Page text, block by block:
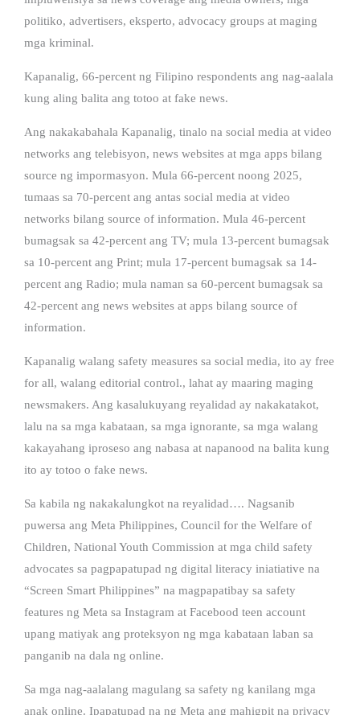
politiko, advertisers, eksperto, advocacy groups at maging
mga kriminal.
Kapanalig, 66-percent ng Filipino respondents ang nag-aalala
kung aling balita ang totoo at fake news.
Ang nakakabahala Kapanalig, tinalo na social media at video
networks ang telebisyon, news websites at mga apps bilang
source ng impormasyon. Mula 66-percent noong 2025,
tumaas sa 70-percent ang antas social media at video
networks bilang source of information. Mula 46-percent
bumagsak sa 42-percent ang TV; mula 13-percent bumagsak
sa 10-percent ang Print; mula 17-percent bumagsak sa 14-
percent ang Radio; mula naman sa 60-percent bumagsak sa
42-percent ang news websites at apps bilang source of
information.
Kapanalig walang safety measures sa social media, ito ay free
for all, walang editorial control., lahat ay maaring maging
newsmakers. Ang kasalukuyang reyalidad ay nakakatakot,
lalu na sa mga kabataan, sa mga ignorante, sa mga walang
kakayahang iproseso ang nabasa at napanood na balita kung
ito ay totoo o fake news.
Sa kabila ng nakakalungkot na reyalidad…. Nagsanib
puwersa ang Meta Philippines, Council for the Welfare of
Children, National Youth Commission at mga child safety
advocates sa pagpapatupad ng digital literacy iniatiative na
“Screen Smart Philippines” na magpapatibay sa safety
features ng Meta sa Instagram at Facebood teen account
upang matiyak ang proteksyon ng mga kabataan laban sa
panganib na dala ng online.
Sa mga nag-aalalang magulang sa safety ng kanilang mga
anak online. Ipapatupad na ng Meta ang mahigpit na privacy